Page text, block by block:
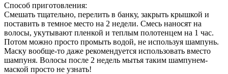
Способ приготовления:
Смешать тщательно, перелить в банку, закрыть крышкой и
поставить в темное место на 2 недели. Смесь наносят на
волосы, укутывают пленкой и теплым полотенцем на 1 час.
Потом можно просто промыть водой, не используя шампунь.
Маску вообще-то даже рекомендуется использовать вместо
шампуня. Волосы после 2 недель мытья таким шампунем-
маской просто не узнать!